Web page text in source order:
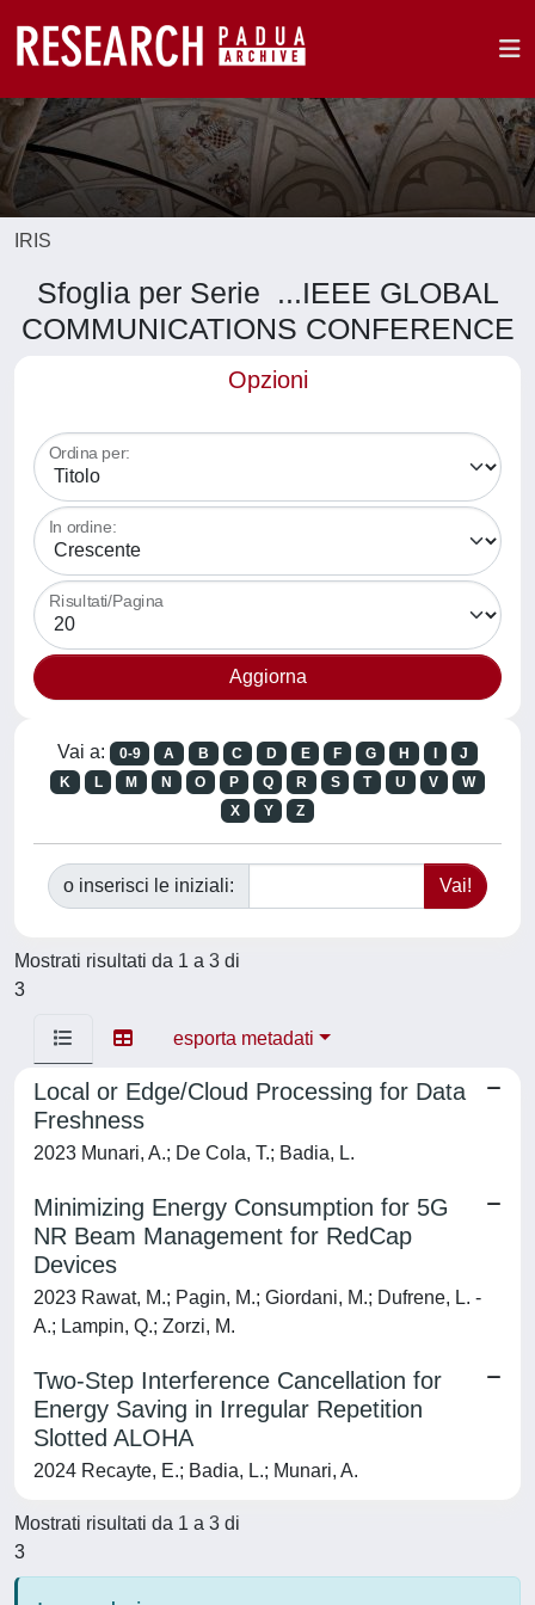
IRIS
Sfoglia per Serie ...IEEE GLOBAL
COMMUNICATIONS CONFERENCE
Opzioni
Ordina per:
In ordine:
Risultati/Pagina
Vai a: 0-9 A B C D E F G H
J
K
L M N O P Q R S T U V
W
X
Y Z
o inserisci le iniziali:
Mostrati risultati da 1 a 3 di
3
esporta metadati
Local or Edge/Cloud Processing for Data
Freshness
2023 Munari, A.; De Cola, T.; Badia, L.
Minimizing Energy Consumption for 5G
NR Beam Management for RedCap
Devices
2023 Rawat, M.; Pagin, M.; Giordani, M.; Dufrene, L. -
A.; Lampin, Q.; Zorzi, M.
Two-Step Interference Cancellation for
Energy Saving in Irregular Repetition
Slotted ALOHA
2024 Recayte, E.; Badia, L.; Munari, A.
Mostrati risultati da 1 a 3 di
3